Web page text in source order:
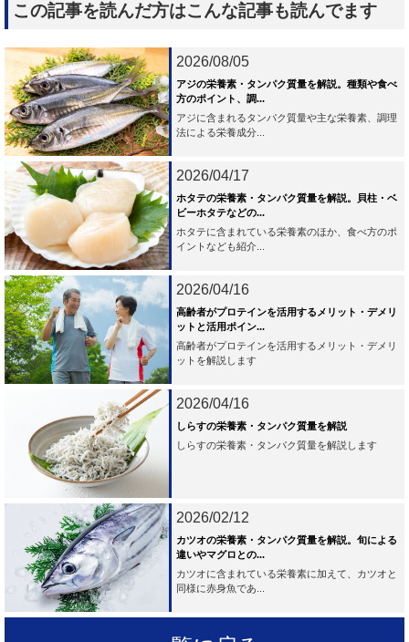
この記事を読んだ方はこんな記事も読んでます
2026/08/05
アジの栄養素・タンパク質量を解説。種類や食べ
方のポイント、調...
アジに含まれるタンパク質量や主な栄養素、調理
法による栄養成分...
2026/04/17
ホタテの栄養素・タンパク質量を解説。貝柱・ベ
ビーホタテなどの...
ホタテに含まれている栄養素のほか、食べ方のポ
イントなども紹介...
2026/04/16
高齢者がプロテインを活用するメリット・デメリ
ットと活用ポイン...
高齢者がプロテインを活用するメリット・デメリ
ットを解説します
2026/04/16
しらすの栄養素・タンパク質量を解説
しらすの栄養素・タンパク質量を解説します
2026/02/12
カツオの栄養素・タンパク質量を解説。旬による
違いやマグロとの...
カツオに含まれている栄養素に加えて、カツオと
同様に赤身魚であ...